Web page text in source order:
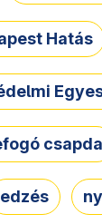
Hatás
csapda
edzés